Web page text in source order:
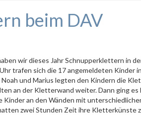
beim DAV
wir dieses Jahr Schnupperklettern in
trafen sich die 17 angemeldeten Kinder
und Marius legten den Kindern die
an der Kletterwand weiter. Dann ging es
an den Wänden mit
zwei Stunden Zeit ihre Kletterkünste